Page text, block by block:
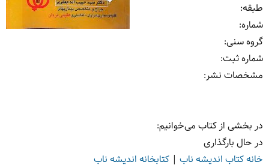
طبقه:
شماره:
گروه سنی:
شماره ثبت:
مشخصات نشر: ‏‫
در بخشی از کتاب می‌خوانیم:
در حال بارگذاری
خانه کتاب اندیشه ناب | کتابخانه اندیشه ناب